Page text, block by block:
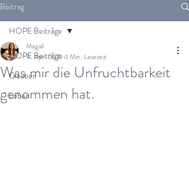
Beitrag
HOPE Beiträge
Glauben
Leben
HOPE Beiträge
Was mir die Unfruchtbarkeit
genommen hat.
Magali
9. Apr. 2021 4 Min. Lesezeit